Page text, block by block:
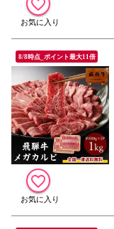
8/8時点_ポイント最大11倍